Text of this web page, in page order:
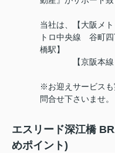
当社は、【大阪メ
トロ中央線 谷町
橋駅】
【京阪本線 天
※お迎えサービス
問合せ下さいませ。
エスリード深江橋
めポイント)